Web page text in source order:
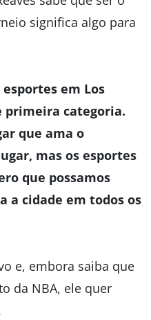
significa algo para
em Los
primeira categoria.
que ama o
mas os esportes
que possamos
a cidade em todos os
e, embora saiba que
da NBA, ele quer